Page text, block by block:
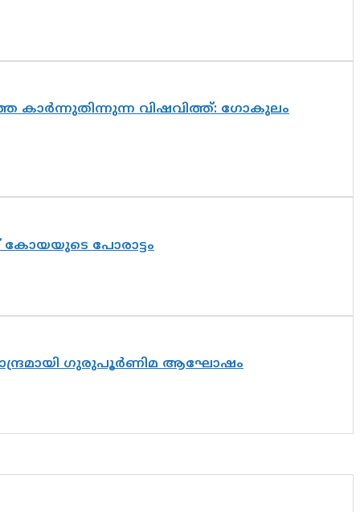
കാർന്നുതിന്നുന്ന വിഷവിത്ത്: ഗോകുലം
കോയയുടെ പോരാട്ടം
ഗുരുപൂർണിമ ആഘോഷം